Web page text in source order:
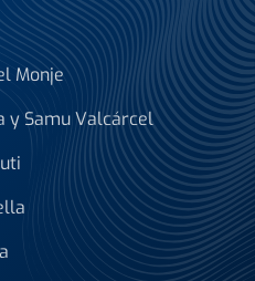
Monje
y Samu Valcárcel